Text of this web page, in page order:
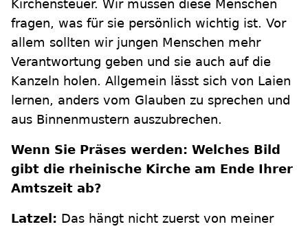
Kirchensteuer. Wir müssen diese Menschen
fragen, was für sie persönlich wichtig ist. Vor
allem sollten wir jungen Menschen mehr
Verantwortung geben und sie auch auf die
Kanzeln holen. Allgemein lässt sich von Laien
lernen, anders vom Glauben zu sprechen und
aus Binnenmustern auszubrechen.
Wenn Sie Präses werden: Welches Bild
gibt die rheinische Kirche am Ende Ihrer
Amtszeit ab?
Latzel: Das hängt nicht zuerst von meiner